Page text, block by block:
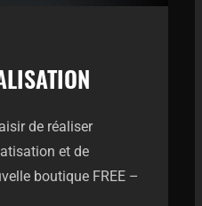
de réaliser
et de
boutique FREE –